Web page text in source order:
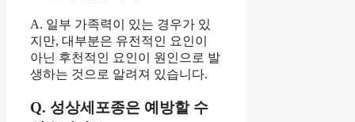
A. 일부 가족력이 있는 경우가 있
지만, 대부분은 유전적인 요인이
아닌 후천적인 요인이 원인으로 발
생하는 것으로 알려져 있습니다.
Q. 성상세포종은 예방할 수